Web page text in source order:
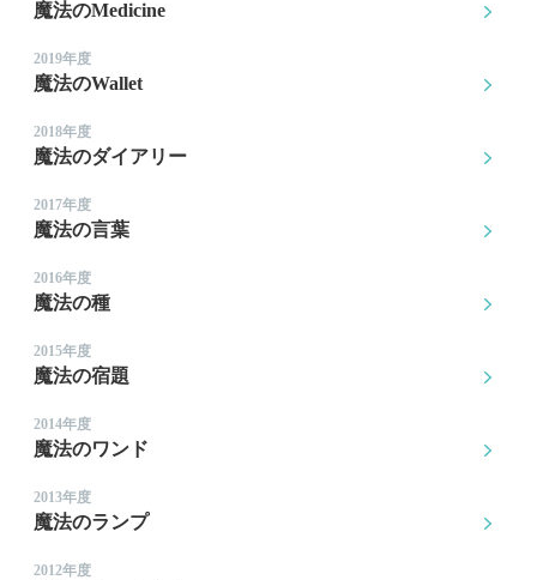
魔法のMedicine
2019年度
魔法のWallet
2018年度
魔法のダイアリー
2017年度
魔法の言葉
2016年度
魔法の種
2015年度
魔法の宿題
2014年度
魔法のワンド
2013年度
魔法のランプ
2012年度